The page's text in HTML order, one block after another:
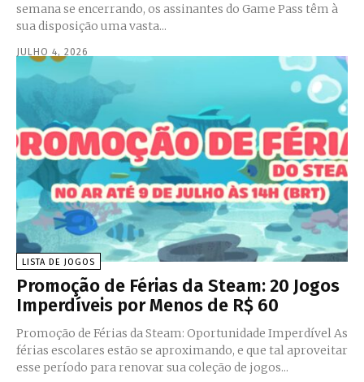
semana se encerrando, os assinantes do Game Pass têm à
sua disposição uma vasta...
JULHO 4, 2026
LISTA DE JOGOS
Promoção de Férias da Steam: 20 Jogos
Imperdíveis por Menos de R$ 60
Promoção de Férias da Steam: Oportunidade Imperdível As
férias escolares estão se aproximando, e que tal aproveitar
esse período para renovar sua coleção de jogos...